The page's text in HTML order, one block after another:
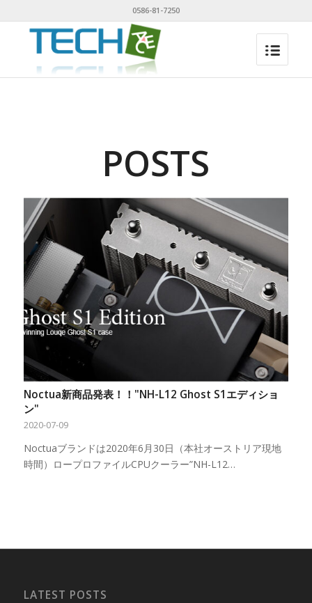
0586-81-7250
POSTS
Noctua新商品発表！！"NH-L12 Ghost S1エディショ
ン"
2020-07-09
Noctuaブランドは2020年6月30日（本社オーストリア現地
時間）ロープロファイルCPUクーラー”NH-L12…
LATEST POSTS